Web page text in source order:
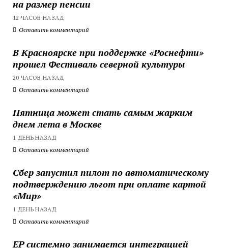
на размер пенсии
12 ЧАСОВ НАЗАД
Оставить комментарий
В Красноярске при поддержке «Роснефти»
прошел Фестиваль северной культуры
20 ЧАСОВ НАЗАД
Оставить комментарий
Пятница может стать самым жарким
днем лета в Москве
1 ДЕНЬ НАЗАД
Оставить комментарий
Сбер запустил пилот по автоматическому
подтверждению льгот при оплате картой
«Мир»
1 ДЕНЬ НАЗАД
Оставить комментарий
ЕР системно занимается интеграцией